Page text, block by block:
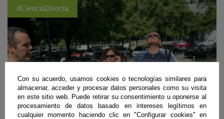
#CienciaDirecta
Con su acuerdo, usamos cookies o tecnologías similares para
almacenar, acceder y procesar datos personales como su visita
en este sitio web. Puede retirar su consentimiento u oponerse al
procesamiento de datos basado en intereses legítimos en
cualquier momento haciendo clic en "Configurar cookies" en